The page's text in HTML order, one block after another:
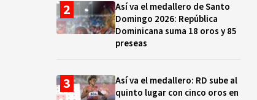
Así va el medallero de Santo
Domingo 2026: República
Dominicana suma 18 oros y 85
preseas
Así va el medallero: RD sube al
quinto lugar con cinco oros en